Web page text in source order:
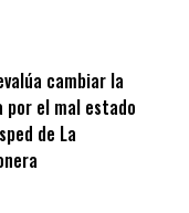
cambiar la
por el mal estado
de La